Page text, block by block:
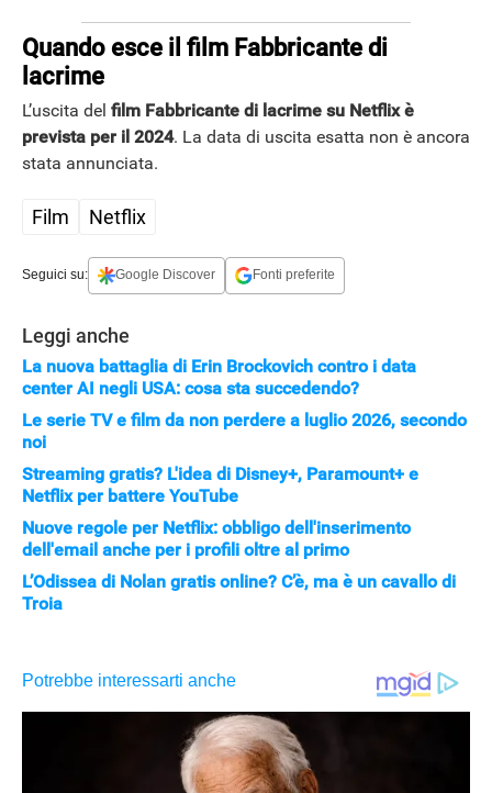
Quando esce il film Fabbricante di
lacrime
L’uscita del film Fabbricante di lacrime su Netflix è
prevista per il 2024. La data di uscita esatta non è ancora
stata annunciata.
Film Netflix
Seguici su: Google Discover Fonti preferite
Leggi anche
La nuova battaglia di Erin Brockovich contro i data
center AI negli USA: cosa sta succedendo?
Le serie TV e film da non perdere a luglio 2026, secondo
noi
Streaming gratis? L'idea di Disney+, Paramount+ e
Netflix per battere YouTube
Nuove regole per Netflix: obbligo dell'inserimento
dell'email anche per i profili oltre al primo
L’Odissea di Nolan gratis online? C’è, ma è un cavallo di
Troia